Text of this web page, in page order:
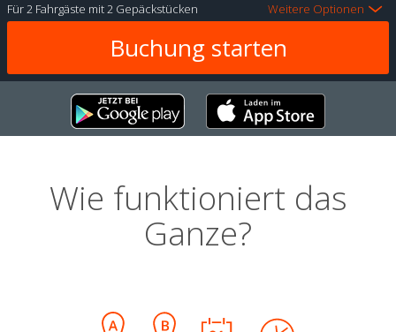
Für2 Fahrgäste mit2 Gepäckstücken Weitere Optionen
Wie funktioniert das
Ganze?